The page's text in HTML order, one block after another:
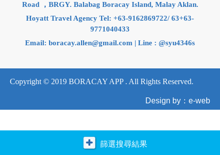
篩選搜尋結果
Road ，BRGY. Balabag Boracay Island, Malay Aklan.
Hoyatt Travel Agency Tel: +63-9162869722/ 63+63-
9771040433
Email: boracay.allen@gmail.com | Line : @syu4346s
Copyright © 2019 BORACAY APP . All Rights Reserved.
Design by：e-web